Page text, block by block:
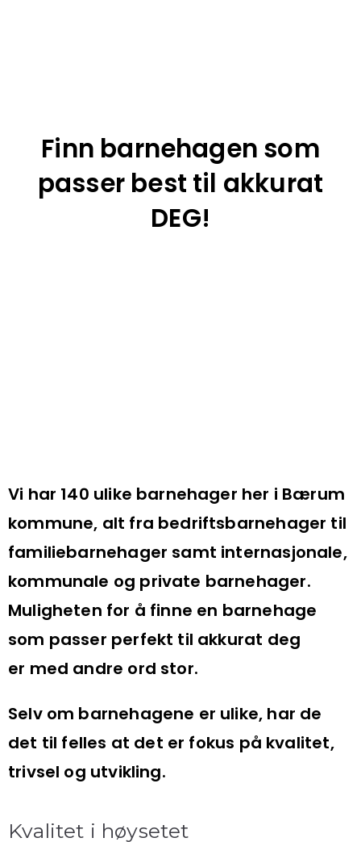
Finn barnehagen som
passer best til akkurat
DEG!
Vi har 140 ulike barnehager her i Bærum
kommune, alt fra bedriftsbarnehager til
familiebarnehager samt internasjonale,
kommunale og private barnehager.
Muligheten for å finne en barnehage
som passer perfekt til akkurat deg
er med andre ord stor.
Selv om barnehagene er ulike, har de
det til felles at det er fokus på kvalitet,
trivsel og utvikling.
Kvalitet i høysetet